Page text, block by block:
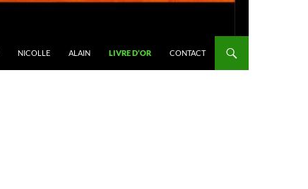
NICOLLE ALAIN LIVRE D’OR CONTACT